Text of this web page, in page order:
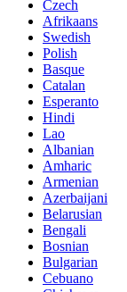
Czech
Afrikaans
Swedish
Polish
Basque
Catalan
Esperanto
Hindi
Lao
Albanian
Amharic
Armenian
Azerbaijani
Belarusian
Bengali
Bosnian
Bulgarian
Cebuano